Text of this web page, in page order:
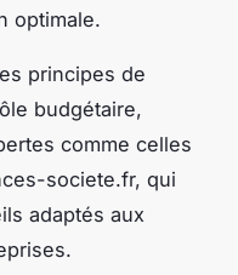
optimale.
principes de
budgétaire,
comme celles
societe.fr, qui
adaptés aux